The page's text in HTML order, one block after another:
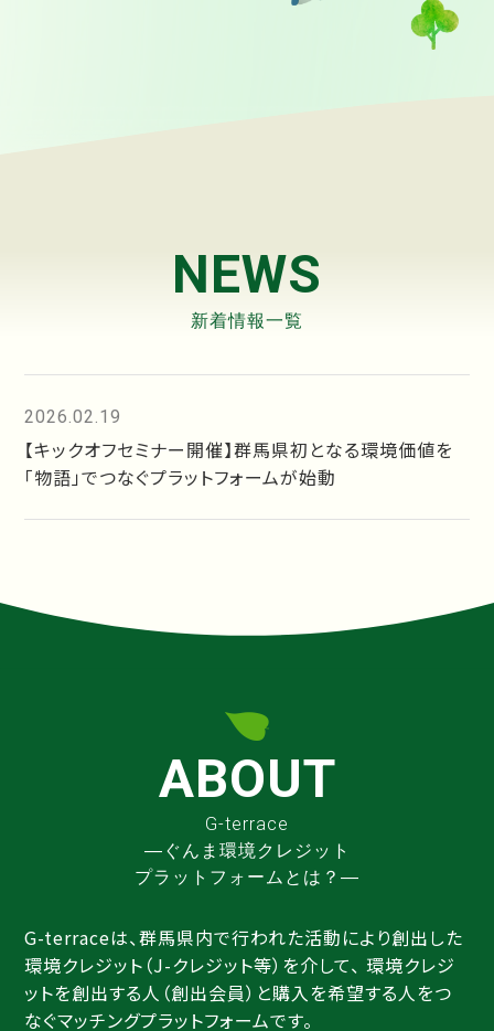
NEWS
新着情報一覧
2026.02.19
【キックオフセミナー開催】群馬県初となる環境価値を
「物語」でつなぐプラットフォームが始動
ABOUT
G-terrace
―ぐんま環境クレジット
プラットフォームとは？―
G-terraceは、群馬県内で行われた活動により創出した
環境クレジット（J-クレジット等）を介して、 環境クレジ
ットを創出する人（創出会員）と購入を希望する人をつ
なぐマッチングプラットフォームです。